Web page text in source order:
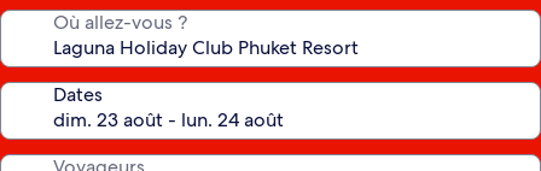
Où allez-vous ?
Dates